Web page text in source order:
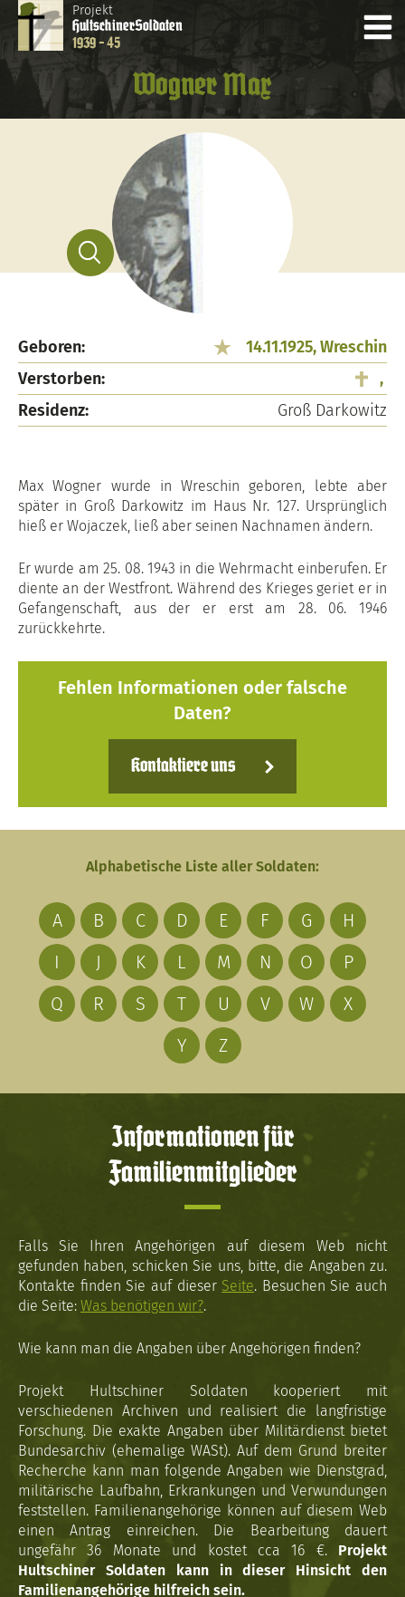
Projekt
HultschinerSoldaten
1939 - 45
Wogner Max
Geboren:
14.11.1925, Wreschin
Verstorben:
,
Residenz:
Groß Darkowitz
Max Wogner wurde in Wreschin geboren, lebte aber
später in Groß Darkowitz im Haus Nr. 127. Ursprünglich
hieß er Wojaczek, ließ aber seinen Nachnamen ändern.
Er wurde am 25. 08. 1943 in die Wehrmacht einberufen. Er
diente an der Westfront. Während des Krieges geriet er in
Gefangenschaft, aus der er erst am 28. 06. 1946
zurückkehrte.
Fehlen Informationen oder falsche
Daten?
Kontaktiere uns
Alphabetische Liste aller Soldaten:
A B C D E F G
H
I
J K L M N O
P
Q
R S T U V W
X
Y
Z
Informationen für
Familienmitglieder
Falls Sie Ihren Angehörigen auf diesem Web nicht
gefunden haben, schicken Sie uns, bitte, die Angaben zu.
Kontakte finden Sie auf dieser Seite. Besuchen Sie auch
die Seite: Was benötigen wir?.
Wie kann man die Angaben über Angehörigen finden?
Projekt Hultschiner Soldaten kooperiert mit
verschiedenen Archiven und realisiert die langfristige
Forschung. Die exakte Angaben über Militärdienst bietet
Bundesarchiv (ehemalige WASt). Auf dem Grund breiter
Recherche kann man folgende Angaben wie Dienstgrad,
militärische Laufbahn, Erkrankungen und Verwundungen
feststellen. Familienangehörige können auf diesem Web
einen Antrag einreichen. Die Bearbeitung dauert
ungefähr 36 Monate und kostet cca 16 €. Projekt
Hultschiner Soldaten kann in dieser Hinsicht den
Familienangehörige hilfreich sein.